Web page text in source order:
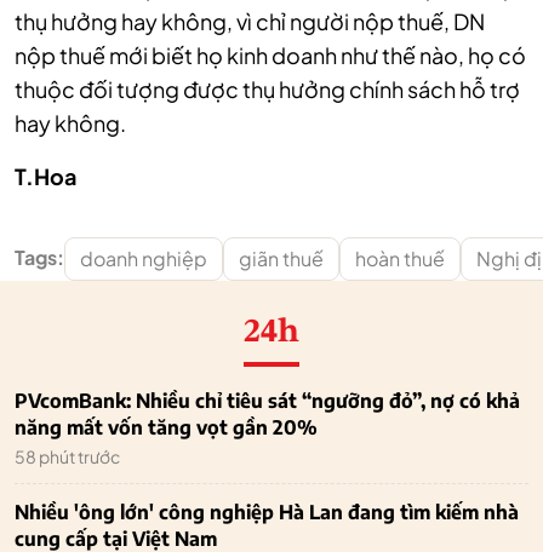
thụ hưởng hay không, vì chỉ người nộp thuế, DN
nộp thuế mới biết họ kinh doanh như thế nào, họ có
thuộc đối tượng được thụ hưởng chính sách hỗ trợ
hay không.
T.Hoa
Tags: doanh nghiệp giãn thuế hoàn thuế Nghị
24h
PVcomBank: Nhiều chỉ tiêu sát “ngưỡng đỏ”, nợ có khả
năng mất vốn tăng vọt gần 20%
58 phút trước
Nhiều 'ông lớn' công nghiệp Hà Lan đang tìm kiếm nhà
cung cấp tại Việt Nam